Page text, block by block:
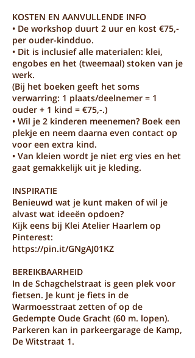
KOSTEN EN AANVULLENDE INFO
• De workshop duurt 2 uur en kost €75,-
per ouder-kindduo.
• Dit is inclusief alle materialen: klei,
engobes en het (tweemaal) stoken van je
werk.
(Bij het boeken geeft het soms
verwarring: 1 plaats/deelnemer = 1
ouder + 1 kind = €75,-.)
• Wil je 2 kinderen meenemen? Boek een
plekje en neem daarna even contact op
voor een extra kind.
• Van kleien wordt je niet erg vies en het
gaat gemakkelijk uit je kleding.
INSPIRATIE
Benieuwd wat je kunt maken of wil je
alvast wat ideeën opdoen?
Kijk eens bij Klei Atelier Haarlem op
Pinterest:
https://pin.it/GNgAJ01KZ
BEREIKBAARHEID
In de Schagchelstraat is geen plek voor
fietsen. Je kunt je fiets in de
Warmoesstraat zetten of op de
Gedempte Oude Gracht (60 m. lopen).
Parkeren kan in parkeergarage de Kamp,
De Witstraat 1.